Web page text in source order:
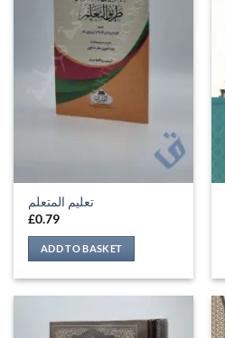
تعليم المتعلم
£0.79
ADD TO BASKET